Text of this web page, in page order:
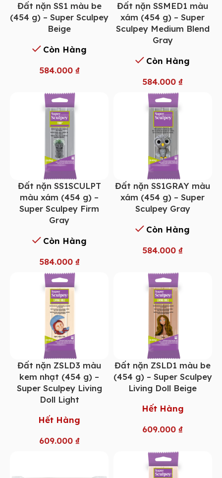
Đất nặn SS1 màu be
(454 g) – Super Sculpey
Beige
Còn Hàng
584.000 ₫
Đất nặn SSMED1 màu
xám (454 g) – Super
Sculpey Medium Blend
Gray
Còn Hàng
584.000₫
Đất nặn SS1SCULPT
màu xám (454 g) –
Super Sculpey Firm
Gray
Còn Hàng
584.000 ₫
Đất nặn SS1GRAY màu
xám (454 g) – Super
Sculpey Gray
Còn Hàng
584.000₫
Đất nặn ZSLD3 màu
kem nhạt (454 g) –
Super Sculpey Living
Doll Light
Hết Hàng
609.000 ₫
Đất nặn ZSLD1 màu be
(454 g) – Super Sculpey
Living Doll Beige
Hết Hàng
609.000₫